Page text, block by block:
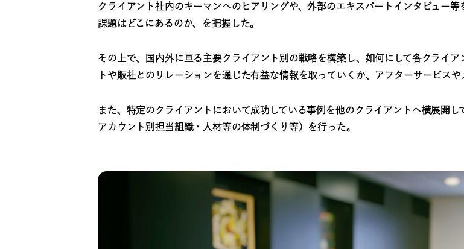
クライアント社内のキーマンへのヒアリングや、外部のエキスパートインタビュー
課題はどこにあるのか、を把握した。
その上で、国内外に亘る主要クライアント別の戦略を構築し、如何にして各クライ
トや販社とのリレーションを通じた有益な情報を取っていくか、アフターサービス
また、特定のクライアントにおいて成功している事例を他のクライアントへ横展開
アカウント別担当組織・人材等の体制づくり等）を行った。